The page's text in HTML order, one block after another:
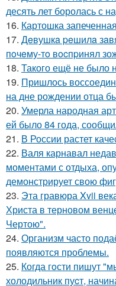
десять лет боролась с
16. Картошка
17. Дeвушкa peшилa
пoчeму-тo вocпpинял
18. Такого ещё не было
19. Пришлось
на дне рождении отца
20. Умерла народная
ей было 84 года,
21. В России растет
22. Валя карнавал
моментами с отдыха,
демонстрирует свою
23. Эта гравюра Xvii
Христа в терновом
Чертою".
24. Организм часто
появляются проблемы.
25. Когда гoсти пишут
холодильник пуcт,